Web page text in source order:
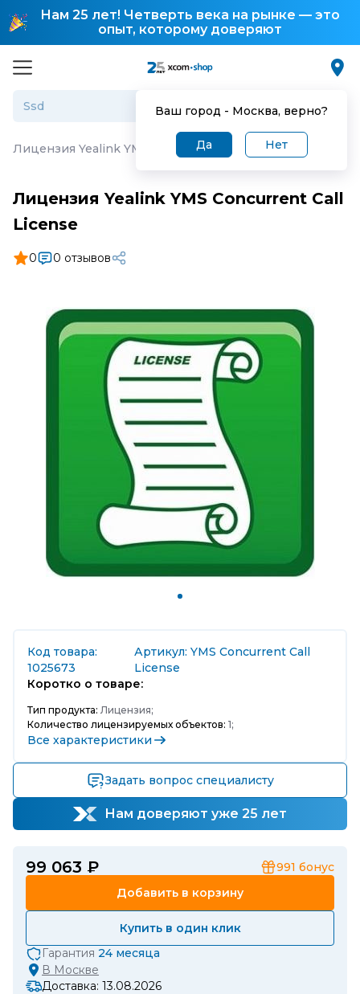
Нам 25 лет! Четверть века на рынке — это
опыт, которому доверяют
Ваш город - Москва, верно?
Да Нет
Лицензия Yealink YMS Concurrent Call License
Лицензия Yealink YMS Concurrent Call
License
0 0 отзывов
Код товара:
1025673
Артикул: YMS Concurrent Call
License
Коротко о товаре:
Тип продукта: Лицензия;
Количество лицензируемых объектов: 1;
Все характеристики
Задать вопрос специалисту
Нам доверяют уже 25 лет
99 063 ₽ 991 бонус
Добавить в корзину
Купить в один клик
Гарантия 24 месяца
В Москве
Доставка: 13.08.2026